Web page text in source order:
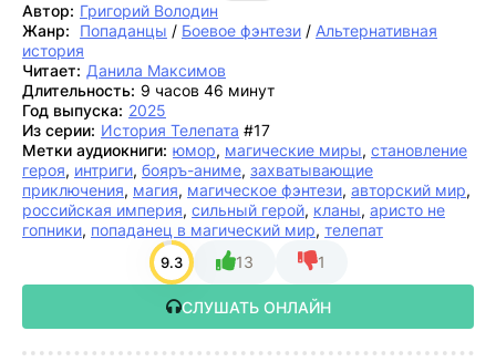
Автор: Григорий Володин
Жанр:
Попаданцы / Боевое фэнтези / Альтернативная
история
Читает: Данила Максимов
Длительность: 9 часов 46 минут
Год выпуска: 2025
Из серии: История Телепата #17
Метки аудиокниги: юмор, магические миры, становление
героя, интриги, бояръ-аниме, захватывающие
приключения, магия, магическое фэнтези, авторский мир,
российская империя, сильный герой, кланы, аристо не
гопники, попаданец в магический мир, телепат
9.3 13 1
СЛУШАТЬ ОНЛАЙН